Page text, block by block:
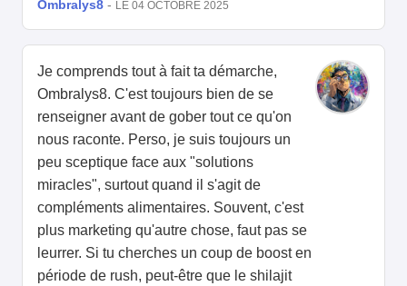
Ombralys8 - LE 04 OCTOBRE 2025
Je comprends tout à fait ta démarche,
Ombralys8. C'est toujours bien de se
renseigner avant de gober tout ce qu'on
nous raconte. Perso, je suis toujours un
peu sceptique face aux "solutions
miracles", surtout quand il s'agit de
compléments alimentaires. Souvent, c'est
plus marketing qu'autre chose, faut pas se
leurrer. Si tu cherches un coup de boost en
période de rush, peut-être que le shilajit